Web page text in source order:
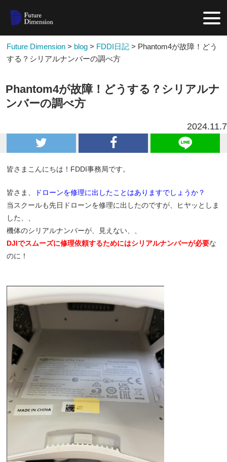
Future Dimension > blog > FDDI日記 > Phantom4が故障！どう
する？シリアルナンバーの調べ方
Phantom4が故障！どうする？シリアルナ
ンバーの調べ方
2024.11.7
皆さまこんにちは！FDDI事務局です。
皆さま、
ドローンを修理に出したことはありますでしょうか？
当スクールも先日ドローンを修理に出したのですが、ヒヤッとしま
した、、
機体のシリアルナンバーが、見えない、、
DJIでスムーズに修理依頼するためにはシリアルナンバーが必要な
のに！